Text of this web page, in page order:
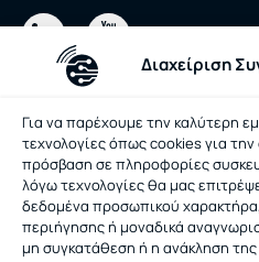
Διαχείριση
Για να παρέχουμε την καλύτερη
τεχνολογίες όπως cookies για
πρόσβαση σε πληροφορίες
λόγω τεχνολογίες θα μας
δεδομένα προσωπικού
περιήγησης ή μοναδικά
μη συγκατάθεση ή η ανάκληση
Πολιτική Απορρήτου
Όροι Χρήσης
B2B